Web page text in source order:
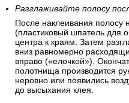
Виниловые обои клеятся
допускается небольшой
удобнее клеить и
стены.
Разглаживайте полосу
После наклеивания полосу
(пластиковый шпатель для